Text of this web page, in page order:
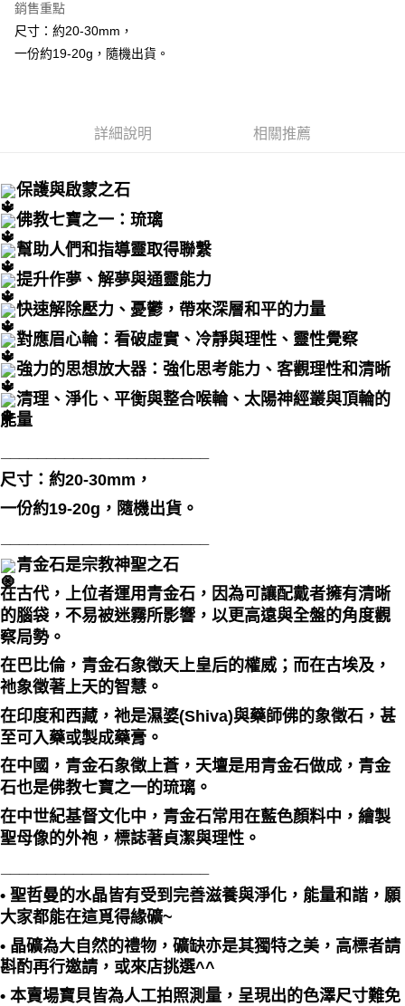
全家取貨付款
每筆NT$80，滿NT$3,000(含以上)免運費
每筆NT$80，滿NT$3,000(含以上)免運費
郵局幫你送（離島）
每筆NT$80，滿NT$3,000(含以上)免運費
付款後門市自取
免運費
銷售重點
尺寸：約20-30mm，
一份約19-20g，隨機出貨。
詳細說明 相關推薦
保護與啟蒙之石
佛教七寶之一：琉璃
幫助人們和指導靈取得聯繫
提升作夢、解夢與通靈能力
快速解除壓力、憂鬱，帶來深層和平的力量
對應眉心輪：看破虛實、冷靜與理性、靈性覺察
強力的思想放大器：強化思考能力、客觀理性和清晰
清理、淨化、平衡與整合喉輪、太陽神經叢與頂輪的
能量
尺寸：約20-30mm，
一份約19-20g，隨機出貨。
青金石是宗教神聖之石
在古代，上位者運用青金石，因為可讓配戴者擁有清晰
的腦袋，不易被迷霧所影響，以更高遠與全盤的角度觀
察局勢。
在巴比倫，青金石象徵天上皇后的權威；而在古埃及，
祂象徵著上天的智慧。
在印度和西藏，祂是濕婆(Shiva)與藥師佛的象徵石，甚
至可入藥或製成藥膏。
在中國，青金石象徵上蒼，天壇是用青金石做成，青金
石也是佛教七寶之一的琉璃。
在中世紀基督文化中，青金石常用在藍色顏料中，繪製
聖母像的外袍，標誌著貞潔與理性。
• 聖哲曼的水晶皆有受到完善滋養與淨化，能量和諧，願
大家都能在這覓得緣礦~
• 晶礦為大自然的禮物，礦缺亦是其獨特之美，高標者請
斟酌再行邀請，或來店挑選^^
• 本賣場寶貝皆為人工拍照測量，呈現出的色澤尺寸難免